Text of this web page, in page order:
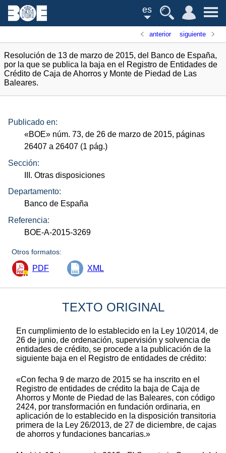
es
anterior siguiente
Resolución de 13 de marzo de 2015, del Banco de España,
por la que se publica la baja en el Registro de Entidades de
Crédito de Caja de Ahorros y Monte de Piedad de Las
Baleares.
Publicado en:
«BOE» núm. 73, de 26 de marzo de 2015, páginas
26407 a 26407 (1 pág.)
Sección:
III. Otras disposiciones
Departamento:
Banco de España
Referencia:
BOE-A-2015-3269
Otros formatos:
PDF XML
TEXTO ORIGINAL
En cumplimiento de lo establecido en la Ley 10/2014, de
26 de junio, de ordenación, supervisión y solvencia de
entidades de crédito, se procede a la publicación de la
siguiente baja en el Registro de entidades de crédito:
«Con fecha 9 de marzo de 2015 se ha inscrito en el
Registro de entidades de crédito la baja de Caja de
Ahorros y Monte de Piedad de las Baleares, con código
2424, por transformación en fundación ordinaria, en
aplicación de lo establecido en la disposición transitoria
primera de la Ley 26/2013, de 27 de diciembre, de cajas
de ahorros y fundaciones bancarias.»